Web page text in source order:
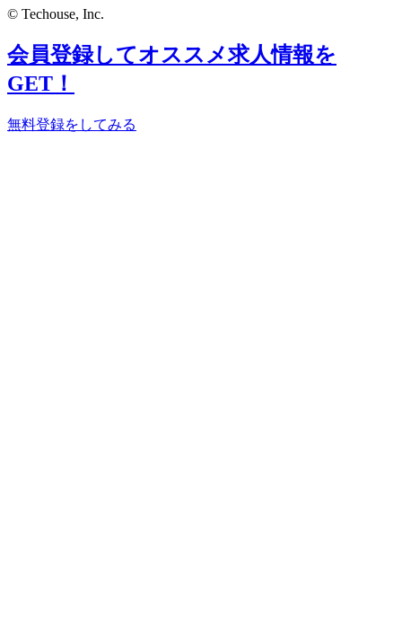
© Techouse, Inc.
会員登録してオススメ求人情報を
GET！
無料登録をしてみる